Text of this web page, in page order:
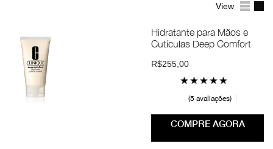
View
Hidratante para Mãos e
Cutículas Deep Comfort
R$255,00
5 avaliações
COMPRE AGORA